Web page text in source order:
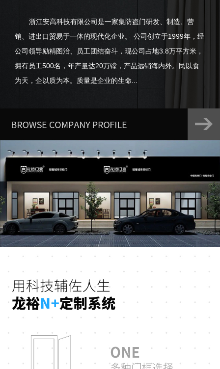
浙江安高科技有限公司是一家集防盗门研发、制造、营
销、进出口贸易于一体的现代化企业。 公司创立于1999年，经
公司领导励精图治、员工团结奋斗，现公司占地3.8万平方米，
拥有员工500名，年产量达20万镗，产品远销海内外。民以食
为天，企以质为本。质量是企业的生命...